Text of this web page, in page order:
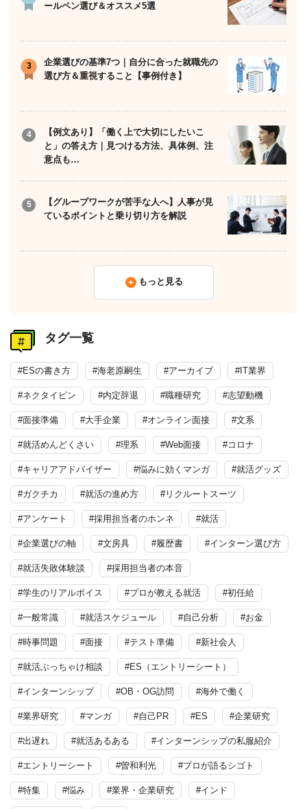
ールペン選び＆オススメ5選
企業選びの基準7つ｜自分に合った就職先の
選び方＆重視すること【事例付き】
【例文あり】「働く上で大切にしたいこ
と」の答え方｜見つける方法、具体例、注
意点も…
【グループワークが苦手な人へ】人事が見
ているポイントと乗り切り方を解説
もっと見る
タグ一覧
#ESの書き方 #海老原嗣生 #アーカイブ #IT業界
#ネクタイピン #内定辞退 #職種研究 #志望動機
#面接準備 #大手企業 #オンライン面接 #文系
#就活めんどくさい #理系 #Web面接 #コロナ
#キャリアアドバイザー #悩みに効くマンガ #就活グッズ
#ガクチカ #就活の進め方 #リクルートスーツ
#アンケート #採用担当者のホンネ #就活
#企業選びの軸 #文房具 #履歴書 #インターン選び方
#就活失敗体験談 #採用担当者の本音
#学生のリアルボイス #プロが教える就活 #初任給
#一般常識 #就活スケジュール #自己分析 #お金
#時事問題 #面接 #テスト準備 #新社会人
#就活ぶっちゃけ相談 #ES（エントリーシート）
#インターンシップ #OB・OG訪問 #海外で働く
#業界研究 #マンガ #自己PR #ES #企業研究
#出遅れ #就活あるある #インターンシップの私服紹介
#エントリーシート #曽和利光 #プロが語るシゴト
#特集 #悩み #業界・企業研究 #インド